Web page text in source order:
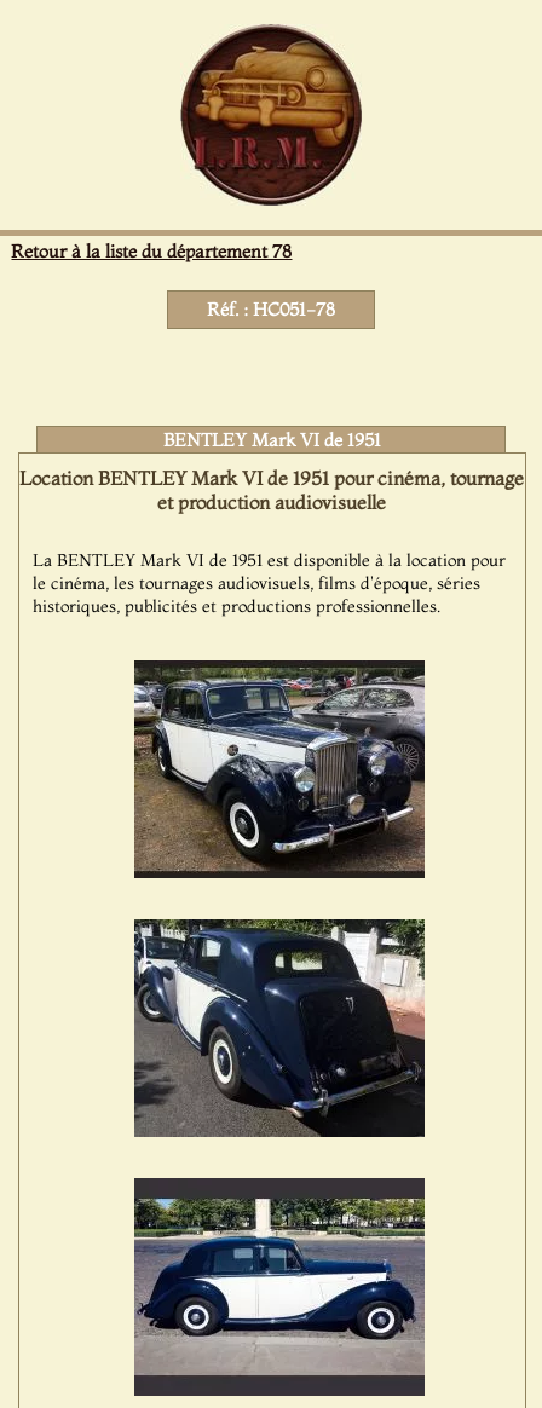
Retour à la liste du département 78
Réf. : HC051-78
BENTLEY Mark VI de 1951
Location BENTLEY Mark VI de 1951 pour cinéma, tournage
et production audiovisuelle
La BENTLEY Mark VI de 1951 est disponible à la location pour
le cinéma, les tournages audiovisuels, films d'époque, séries
historiques, publicités et productions professionnelles.